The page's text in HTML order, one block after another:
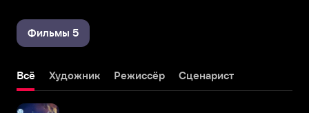
Фильмы 5
Всё Художник Режиссёр Сценарист